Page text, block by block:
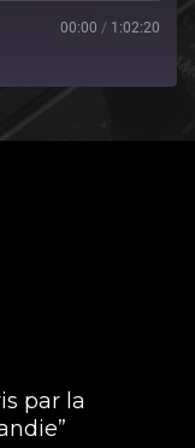
00:00 / 1:02:20
par la